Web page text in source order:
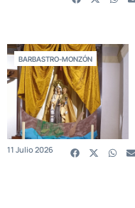
BARBASTRO-MONZÓN
11 Julio 2026